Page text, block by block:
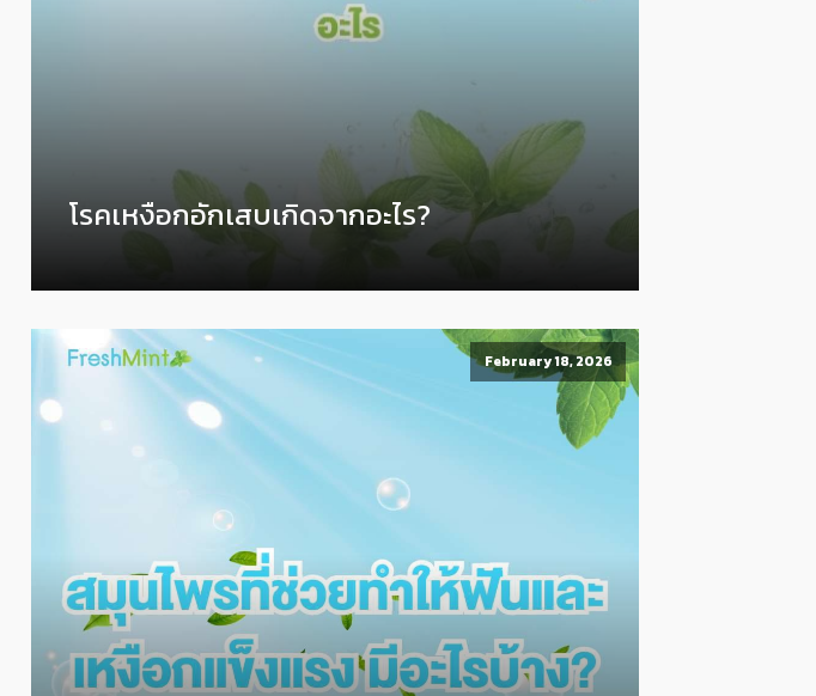
โรคเหงือกอักเสบเกิดจากอะไร?
February 18, 2026